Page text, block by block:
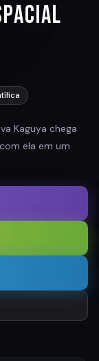
Kaguya chega
ela em um